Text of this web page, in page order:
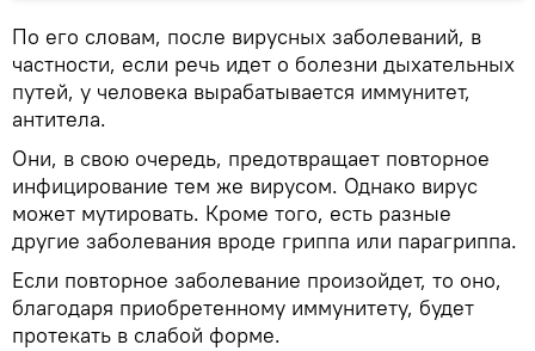
По его словам, после вирусных заболеваний, в
частности, если речь идет о болезни дыхательных
путей, у человека вырабатывается иммунитет,
антитела.
Они, в свою очередь, предотвращает повторное
инфицирование тем же вирусом. Однако вирус
может мутировать. Кроме того, есть разные
другие заболевания вроде гриппа или парагриппа.
Если повторное заболевание произойдет, то оно,
благодаря приобретенному иммунитету, будет
протекать в слабой форме.